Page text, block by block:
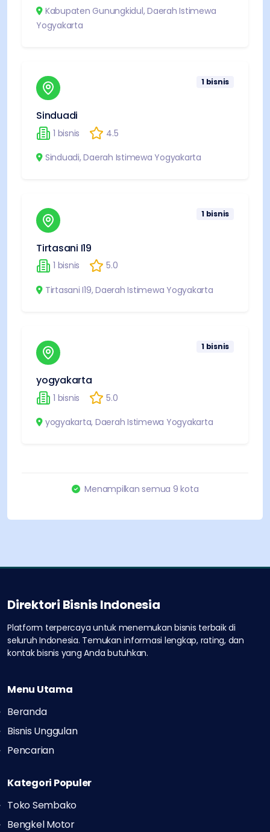
Kabupaten Gunungkidul,Daerah Istimewa
Yogyakarta
1 bisnis
Sinduadi
1 bisnis 4.5
Sinduadi,Daerah Istimewa Yogyakarta
1 bisnis
Tirtasani I19
1 bisnis 5.0
Tirtasani I19,Daerah Istimewa Yogyakarta
1 bisnis
yogyakarta
1 bisnis 5.0
yogyakarta, Daerah Istimewa Yogyakarta
Menampilkan semua 9 kota
Direktori Bisnis Indonesia
Platform terpercaya untuk menemukan bisnis terbaik di
seluruh Indonesia. Temukan informasi lengkap, rating, dan
kontak bisnis yang Anda butuhkan.
Menu Utama
Beranda
Bisnis Unggulan
Pencarian
Kategori Populer
Toko Sembako
Bengkel Motor